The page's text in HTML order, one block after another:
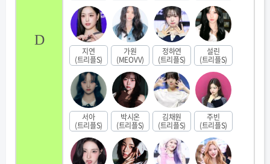
D
지연
(트리플S)
가원
(MEOVV)
정하연
(트리플S)
설린
(트리플S)
서아
(트리플S)
박시온
(트리플S)
김채원
(트리플S)
주빈
(트리플S)